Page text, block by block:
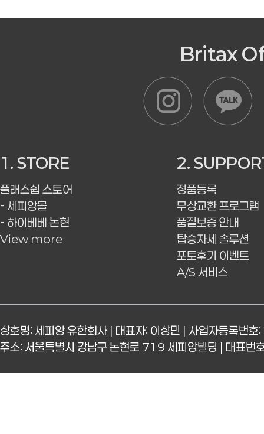
Britax
1. STORE
플래스쉽 스토어
- 세피앙몰
- 하이베베 논현
View more
2.
정품등록
무상교환 프로그램
품질보증 안내
탑승자세 솔루션
포토후기 이벤트
A/S 서비스
상호명: 세피앙 유한회사 | 대표자: 이상민 | 사업자등록
주소: 서울특별시 강남구 논현로 719 세피앙빌딩 |